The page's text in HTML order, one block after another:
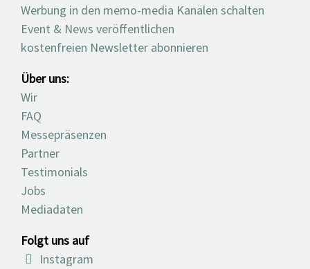
Werbung in den memo-media Kanälen schalten
Event & News veröffentlichen
kostenfreien Newsletter abonnieren
Über uns:
Wir
FAQ
Messepräsenzen
Partner
Testimonials
Jobs
Mediadaten
Folgt uns auf
Instagram